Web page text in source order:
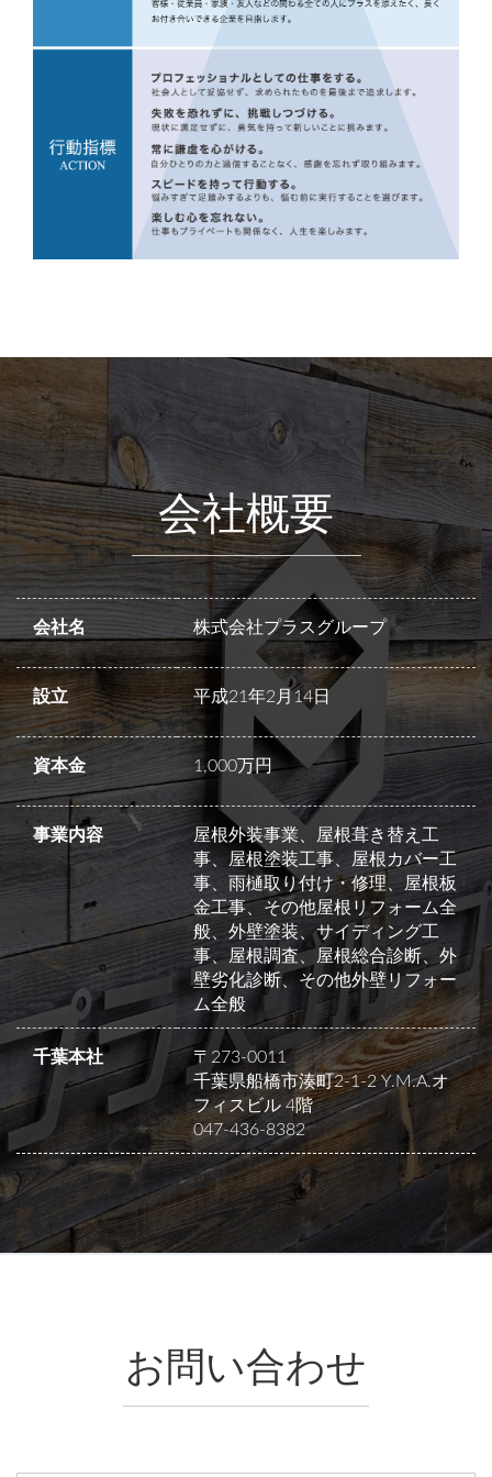
会社概要
会社名 株式会社プラスグループ
設立 平成21年2月14日
資本金 1,000万円
事業内容
屋根外装事業、屋根葺き替え工
事、屋根塗装工事、屋根カバー工
事、雨樋取り付け・修理、屋根板
金工事、その他屋根リフォーム全
般、外壁塗装、サイディング工
事、屋根調査、屋根総合診断、外
壁劣化診断、その他外壁リフォー
ム全般
千葉本社
〒273-0011
千葉県船橋市湊町2-1-2 Y.M.A.オ
フィスビル 4階
047-436-8382
お問い合わせ